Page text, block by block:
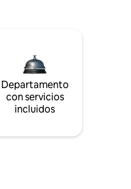
Departamento
con servicios
incluidos